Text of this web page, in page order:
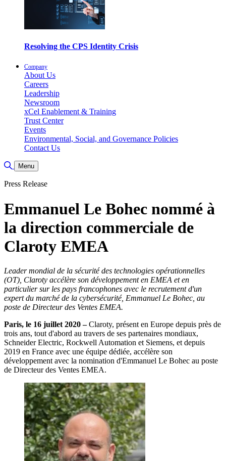
Resolving the CPS Identity Crisis
Company
About Us
Careers
Leadership
Newsroom
xCel Enablement & Training
Trust Center
Events
Environmental, Social, and Governance Policies
Contact Us
Toggle Search
Menu
Press Release
Emmanuel Le Bohec nommé à
la direction commerciale de
Claroty EMEA
Leader mondial de la sécurité des technologies opérationnelles
(OT), Claroty accélère son développement en EMEA et en
particulier sur les pays francophones avec le recrutement d'un
expert du marché de la cybersécurité, Emmanuel Le Bohec, au
poste de Directeur des Ventes EMEA.
Paris, le 16 juillet 2020 –Claroty, présent en Europe depuis près de
trois ans, tout d'abord au travers de ses partenaires mondiaux,
Schneider Electric, Rockwell Automation et Siemens, et depuis
2019 en France avec une équipe dédiée, accélère son
développement avec la nomination d'Emmanuel Le Bohec au poste
de Directeur des Ventes EMEA.